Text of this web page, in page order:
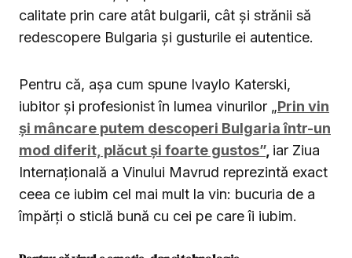
calitate prin care atât bulgarii, cât și strănii să
redescopere Bulgaria și gusturile ei autentice.
Pentru că, așa cum spune Ivaylo Katerski,
iubitor și profesionist în lumea vinurilor „Prin vin
și mâncare putem descoperi Bulgaria într-un
mod diferit, plăcut și foarte gustos”, iar Ziua
Internațională a Vinului Mavrud reprezintă exact
ceea ce iubim cel mai mult la vin: bucuria de a
împărți o sticlă bună cu cei pe care îi iubim.